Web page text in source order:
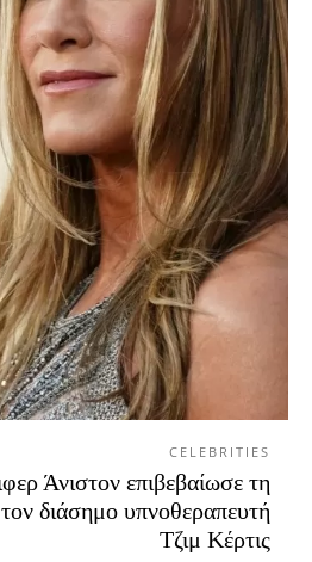
CELEBRITIES
Άνιστον επιβεβαίωσε τη
διάσημο υπνοθεραπευτή
Τζιμ Κέρτις